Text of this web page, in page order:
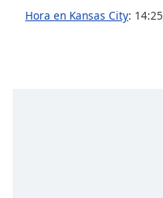
Picture-
in-
Hora en Kansas City: 14:25